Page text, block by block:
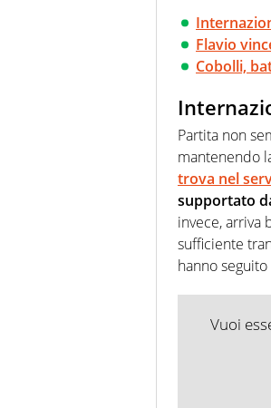
Flavio
Cobolli,
Partita non
mantenendo
trova nel
supportato
invece, arriva
sufficiente
hanno
Vuoi